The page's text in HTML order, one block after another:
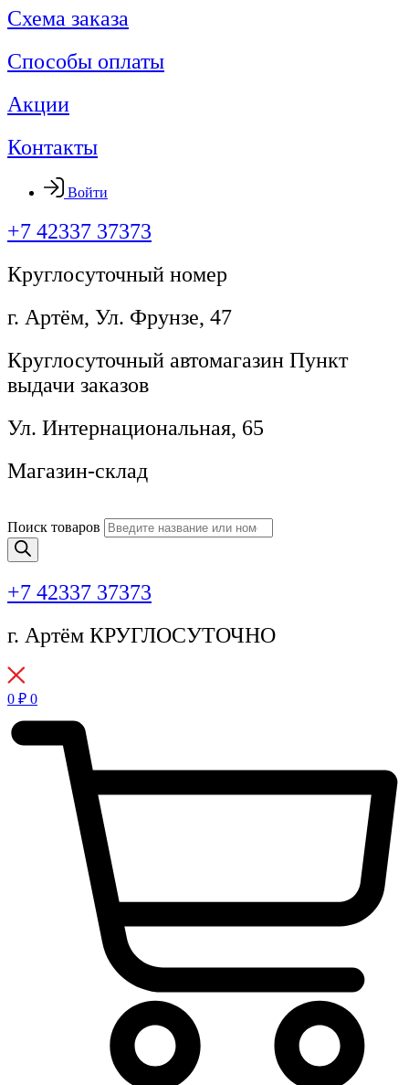
Схема заказа
Способы оплаты
Акции
Контакты
Войти
+7 42337 37373
Круглосуточный номер
г. Артём, ​Ул. Фрунзе, 47
Круглосуточный автомагазин Пункт
выдачи заказов
Ул. Интернациональная, 65
Магазин-склад
Поиск товаров
+7 42337 37373
г. Артём КРУГЛОСУТОЧНО
0 ₽ 0